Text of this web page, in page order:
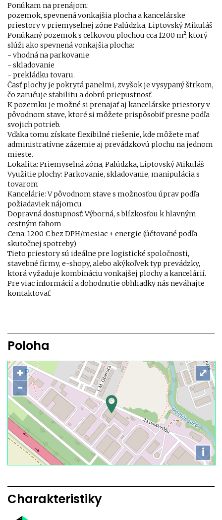
Ponúkam na prenájom:
pozemok, spevnená vonkajšia plocha a kancelárske
priestory v priemyselnej zóne Palúdzka, Liptovský Mikuláš
Ponúkaný pozemok s celkovou plochou cca 1200 m², ktorý
slúži ako spevnená vonkajšia plocha:
- vhodná na parkovanie
- skladovanie
- prekládku tovaru.
Časť plochy je pokrytá panelmi, zvyšok je vysypaný štrkom,
čo zaručuje stabilitu a dobrú priepustnosť.
K pozemku je možné si prenajať aj kancelárske priestory v
pôvodnom stave, ktoré si môžete prispôsobiť presne podľa
svojich potrieb.
Vďaka tomu získate flexibilné riešenie, kde môžete mať
administratívne zázemie aj prevádzkovú plochu na jednom
mieste.
Lokalita: Priemyselná zóna, Palúdzka, Liptovský Mikuláš
Využitie plochy: Parkovanie, skladovanie, manipulácia s
tovarom
Kancelárie: V pôvodnom stave s možnosťou úprav podľa
požiadaviek nájomcu
Dopravná dostupnosť: Výborná, s blízkosťou k hlavným
cestným ťahom
Cena: 1200 € bez DPH/mesiac + energie (účtované podľa
skutočnej spotreby)
Tieto priestory sú ideálne pre logistické spoločnosti,
stavebné firmy, e-shopy, alebo akýkoľvek typ prevádzky,
ktorá vyžaduje kombináciu vonkajšej plochy a kancelárií.
Pre viac informácií a dohodnutie obhliadky nás neváhajte
kontaktovať.
Poloha
+
−
i
⤢
Charakteristiky